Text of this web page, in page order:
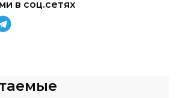
в соц.сетях